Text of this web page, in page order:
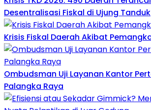
Desentralisasi Fiskal di Ujung Tanduk
Krisis Fiskal Daerah Akibat
Ombudsman Uji Layanan Kantor
Palangka Raya